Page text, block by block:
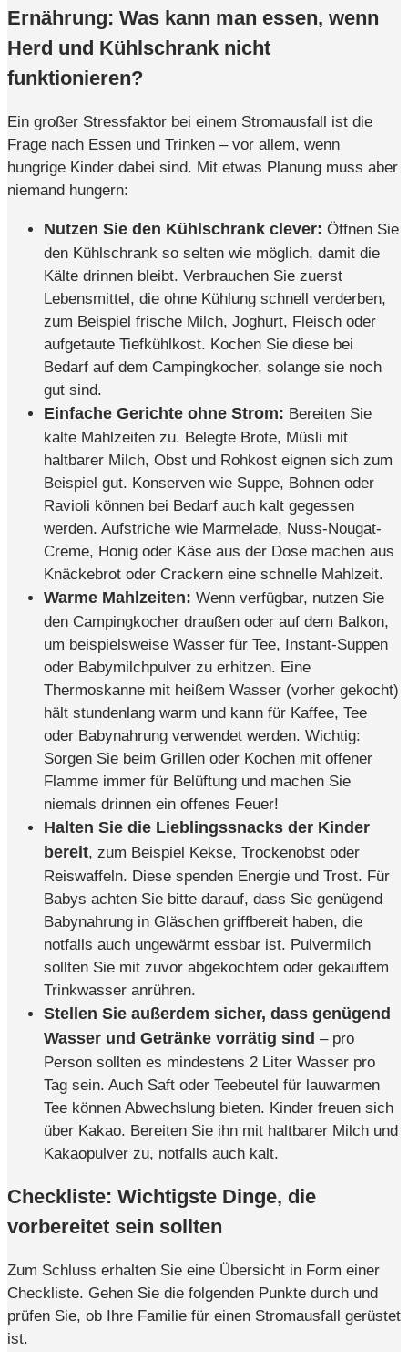
Ernährung: Was kann man essen, wenn
Herd und Kühlschrank nicht
funktionieren?
Ein großer Stressfaktor bei einem Stromausfall ist die
Frage nach Essen und Trinken – vor allem, wenn
hungrige Kinder dabei sind. Mit etwas Planung muss aber
niemand hungern:
Nutzen Sie den Kühlschrank clever: Öffnen Sie
den Kühlschrank so selten wie möglich, damit die
Kälte drinnen bleibt. Verbrauchen Sie zuerst
Lebensmittel, die ohne Kühlung schnell verderben,
zum Beispiel frische Milch, Joghurt, Fleisch oder
aufgetaute Tiefkühlkost. Kochen Sie diese bei
Bedarf auf dem Campingkocher, solange sie noch
gut sind.
Einfache Gerichte ohne Strom: Bereiten Sie
kalte Mahlzeiten zu. Belegte Brote, Müsli mit
haltbarer Milch, Obst und Rohkost eignen sich zum
Beispiel gut. Konserven wie Suppe, Bohnen oder
Ravioli können bei Bedarf auch kalt gegessen
werden. Aufstriche wie Marmelade, Nuss-Nougat-
Creme, Honig oder Käse aus der Dose machen aus
Knäckebrot oder Crackern eine schnelle Mahlzeit.
Warme Mahlzeiten: Wenn verfügbar, nutzen Sie
den Campingkocher draußen oder auf dem Balkon,
um beispielsweise Wasser für Tee, Instant-Suppen
oder Babymilchpulver zu erhitzen. Eine
Thermoskanne mit heißem Wasser (vorher gekocht)
hält stundenlang warm und kann für Kaffee, Tee
oder Babynahrung verwendet werden. Wichtig:
Sorgen Sie beim Grillen oder Kochen mit offener
Flamme immer für Belüftung und machen Sie
niemals drinnen ein offenes Feuer!
Halten Sie die Lieblingssnacks der Kinder
bereit, zum Beispiel Kekse, Trockenobst oder
Reiswaffeln. Diese spenden Energie und Trost. Für
Babys achten Sie bitte darauf, dass Sie genügend
Babynahrung in Gläschen griffbereit haben, die
notfalls auch ungewärmt essbar ist. Pulvermilch
sollten Sie mit zuvor abgekochtem oder gekauftem
Trinkwasser anrühren.
Stellen Sie außerdem sicher, dass genügend
Wasser und Getränke vorrätig sind – pro
Person sollten es mindestens 2 Liter Wasser pro
Tag sein. Auch Saft oder Teebeutel für lauwarmen
Tee können Abwechslung bieten. Kinder freuen sich
über Kakao. Bereiten Sie ihn mit haltbarer Milch und
Kakaopulver zu, notfalls auch kalt.
Checkliste: Wichtigste Dinge, die
vorbereitet sein sollten
Zum Schluss erhalten Sie eine Übersicht in Form einer
Checkliste. Gehen Sie die folgenden Punkte durch und
prüfen Sie, ob Ihre Familie für einen Stromausfall gerüstet
ist.